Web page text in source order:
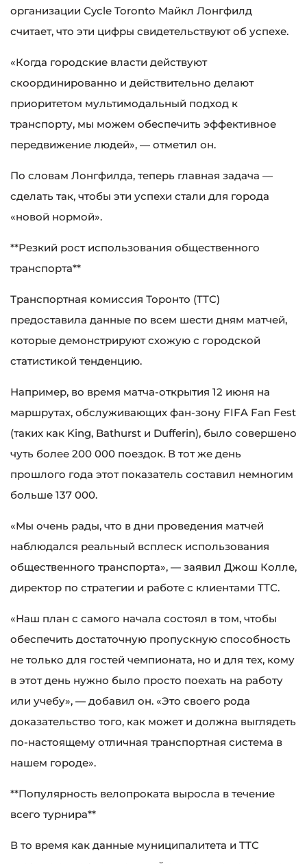
организации Cycle Toronto Майкл Лонгфилд
считает, что эти цифры свидетельствуют об успехе.
«Когда городские власти действуют
скоординированно и действительно делают
приоритетом мультимодальный подход к
транспорту, мы можем обеспечить эффективное
передвижение людей», — отметил он.
По словам Лонгфилда, теперь главная задача —
сделать так, чтобы эти успехи стали для города
«новой нормой».
**Резкий рост использования общественного
транспорта**
Транспортная комиссия Торонто (TTC)
предоставила данные по всем шести дням матчей,
которые демонстрируют схожую с городской
статистикой тенденцию.
Например, во время матча-открытия 12 июня на
маршрутах, обслуживающих фан-зону FIFA Fan Fest
(таких как King, Bathurst и Dufferin), было совершено
чуть более 200 000 поездок. В тот же день
прошлого года этот показатель составил немногим
больше 137 000.
«Мы очень рады, что в дни проведения матчей
наблюдался реальный всплеск использования
общественного транспорта», — заявил Джош Колле,
директор по стратегии и работе с клиентами TTC.
«Наш план с самого начала состоял в том, чтобы
обеспечить достаточную пропускную способность
не только для гостей чемпионата, но и для тех, кому
в этот день нужно было просто поехать на работу
или учебу», — добавил он. «Это своего рода
доказательство того, как может и должна выглядеть
по-настоящему отличная транспортная система в
нашем городе».
**Популярность велопроката выросла в течение
всего турнира**
В то время как данные муниципалитета и TTC